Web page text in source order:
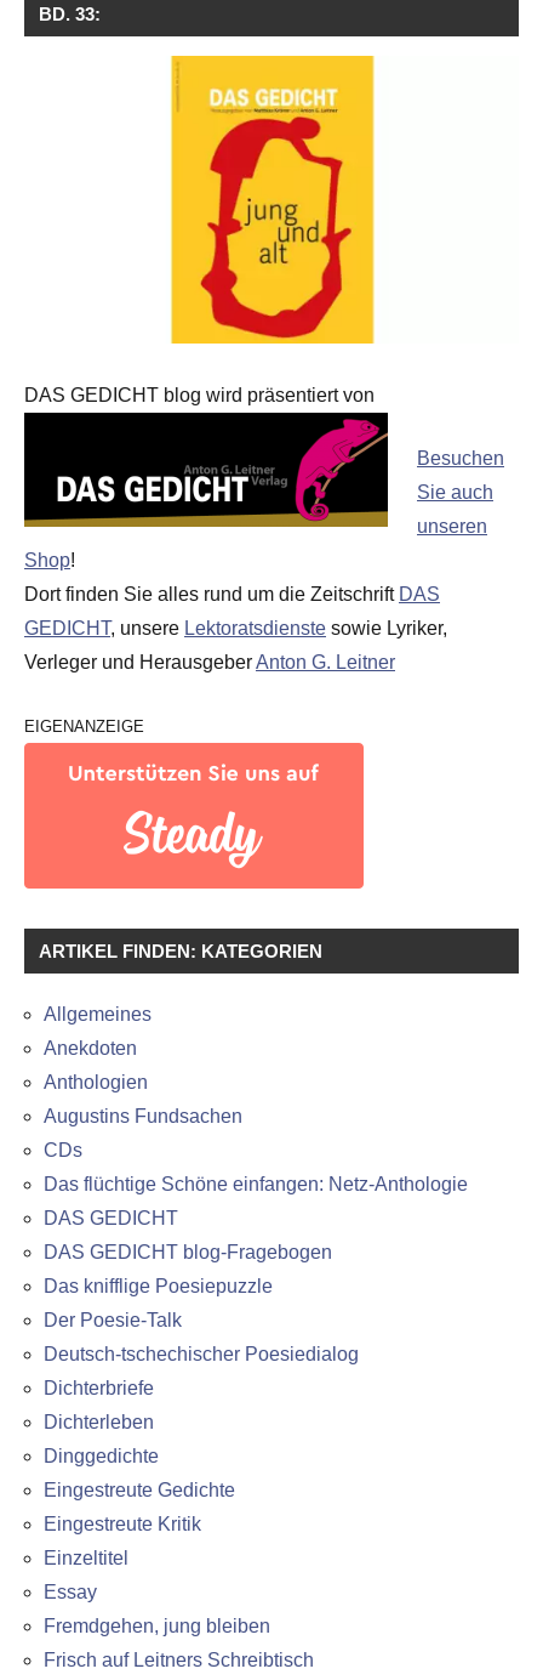
BD. 33:
DAS GEDICHT blog wird präsentiert von
Besuchen
Sie auch
unseren
Shop!
Dort finden Sie alles rund um die Zeitschrift DAS
GEDICHT, unsere Lektoratsdienste sowie Lyriker,
Verleger und HerausgeberAnton G. Leitner
EIGENANZEIGE
ARTIKEL FINDEN: KATEGORIEN
Allgemeines
Anekdoten
Anthologien
Augustins Fundsachen
CDs
Das flüchtige Schöne einfangen: Netz-Anthologie
DAS GEDICHT
DAS GEDICHT blog-Fragebogen
Das knifflige Poesiepuzzle
Der Poesie-Talk
Deutsch-tschechischer Poesiedialog
Dichterbriefe
Dichterleben
Dinggedichte
Eingestreute Gedichte
Eingestreute Kritik
Einzeltitel
Essay
Fremdgehen, jung bleiben
Frisch auf Leitners Schreibtisch